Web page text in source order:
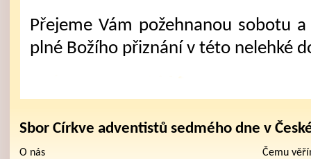
Přejeme Vám požehnanou sobotu
plné Božího přiznání v této nelehké
Sbor Církve adventistů sedmého dne v
O nás
Čemu